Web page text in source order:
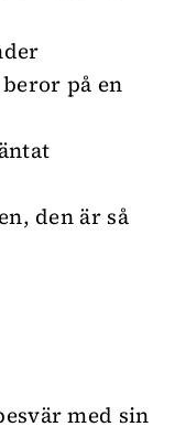
på en
den är så
med sin